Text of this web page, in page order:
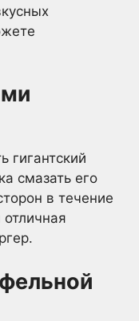
гигантский
смазать его
в течение
отличная